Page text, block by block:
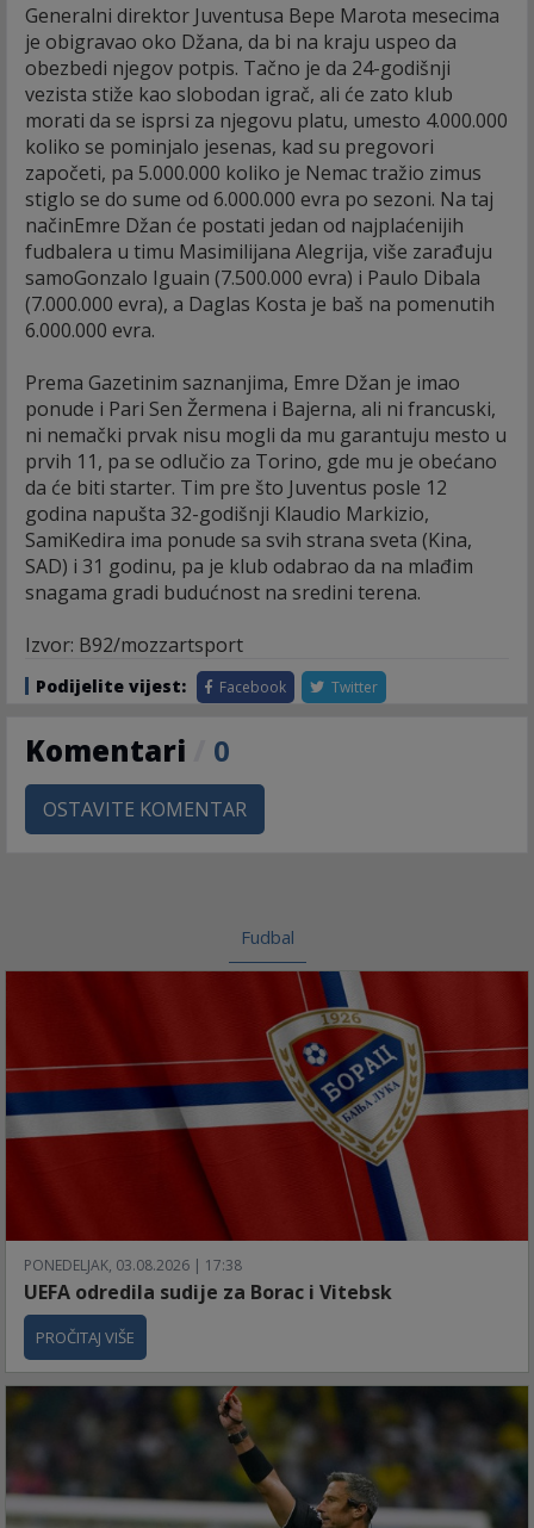
Generalni direktor Juventusa Bepe Marota mesecima
je obigravao oko Džana, da bi na kraju uspeo da
obezbedi njegov potpis. Tačno je da 24-godišnji
vezista stiže kao slobodan igrač, ali će zato klub
morati da se isprsi za njegovu platu, umesto 4.000.000
koliko se pominjalo jesenas, kad su pregovori
započeti, pa 5.000.000 koliko je Nemac tražio zimus
stiglo se do sume od 6.000.000 evra po sezoni. Na taj
načinEmre Džan će postati jedan od najplaćenijih
fudbalera u timu Masimilijana Alegrija, više zarađuju
samoGonzalo Iguain (7.500.000 evra) i Paulo Dibala
(7.000.000 evra), a Daglas Kosta je baš na pomenutih
6.000.000 evra.
Prema Gazetinim saznanjima, Emre Džan je imao
ponude i Pari Sen Žermena i Bajerna, ali ni francuski,
ni nemački prvak nisu mogli da mu garantuju mesto u
prvih 11, pa se odlučio za Torino, gde mu je obećano
da će biti starter. Tim pre što Juventus posle 12
godina napušta 32-godišnji Klaudio Markizio,
SamiKedira ima ponude sa svih strana sveta (Kina,
SAD) i 31 godinu, pa je klub odabrao da na mlađim
snagama gradi budućnost na sredini terena.
Izvor: B92/mozzartsport
Podijelite vijest: Facebook Twitter
Komentari 0
OSTAVITE KOMENTAR
Fudbal
PONEDELJAK, 03.08.2026 | 17:38
UEFA odredila sudije za Borac i Vitebsk
PROČITAJ VIŠE